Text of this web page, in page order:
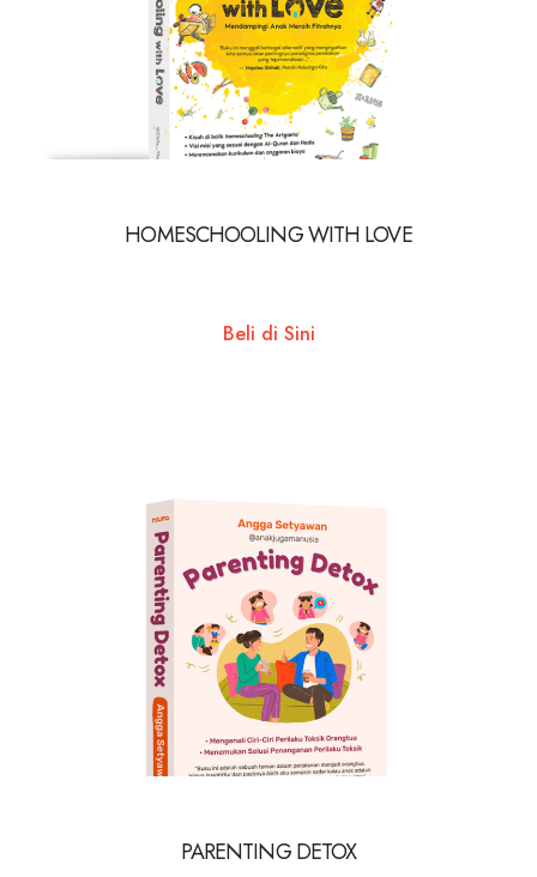
HOMESCHOOLING WITH LOVE
Beli di Sini
PARENTING DETOX